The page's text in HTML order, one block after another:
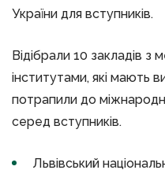
України для вступників.
Відібрали 10 закладів
інститутами, які мають
потрапили до
серед вступників.
Львівський